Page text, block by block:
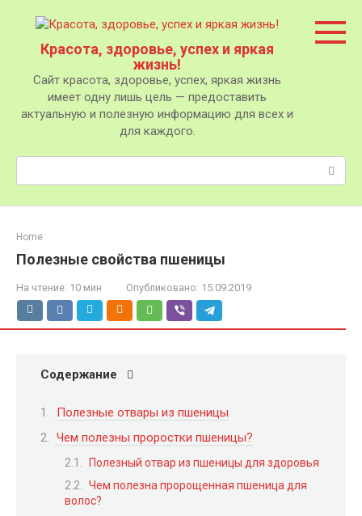
контентуКрасота, здоровье, успех и яркая
жизнь!
Сайт красота, здоровье, успех, яркая жизнь
имеет одну лишь цель — предоставить
актуальную и полезную информацию для всех и
для каждого.
Поиск:
Home
Полезные свойства пшеницы
На чтение: 10 мин Опубликовано: 15.09.2019
Содержание
Полезные отвары из пшеницы
Чем полезны проростки пшеницы?
Полезный отвар из пшеницы для здоровья
Чем полезна пророщенная пшеница для
волос?